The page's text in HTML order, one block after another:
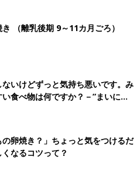
（離乳後期 9～11カ月ごろ）
いけどずっと気持ち悪いです。み
食べ物は何ですか？－”まいにち
の卵焼き？」ちょっと気をつけるだ
なるコツって？